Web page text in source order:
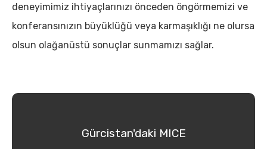
deneyimimiz ihtiyaçlarınızı önceden öngörmemizi ve
konferansınızın büyüklüğü veya karmaşıklığı ne olursa
olsun olağanüstü sonuçlar sunmamızı sağlar.
Gürcistan'daki MICE